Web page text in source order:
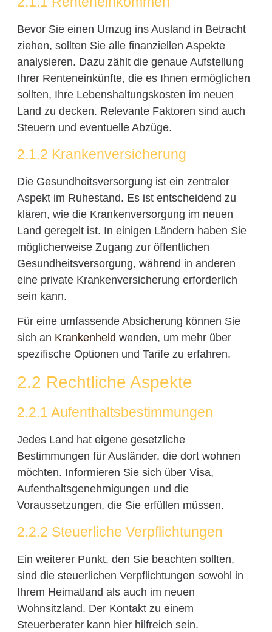
Bevor Sie einen Umzug ins Ausland in Betracht
ziehen, sollten Sie alle finanziellen Aspekte
analysieren. Dazu zählt die genaue Aufstellung
Ihrer Renteneinkünfte, die es Ihnen ermöglichen
sollten, Ihre Lebenshaltungskosten im neuen
Land zu decken. Relevante Faktoren sind auch
Steuern und eventuelle Abzüge.
2.1.2 Krankenversicherung
Die Gesundheitsversorgung ist ein zentraler
Aspekt im Ruhestand. Es ist entscheidend zu
klären, wie die Krankenversorgung im neuen
Land geregelt ist. In einigen Ländern haben Sie
möglicherweise Zugang zur öffentlichen
Gesundheitsversorgung, während in anderen
eine private Krankenversicherung erforderlich
sein kann.
Für eine umfassende Absicherung können Sie
sich an Krankenheld wenden, um mehr über
spezifische Optionen und Tarife zu erfahren.
2.2 Rechtliche Aspekte
2.2.1 Aufenthaltsbestimmungen
Jedes Land hat eigene gesetzliche
Bestimmungen für Ausländer, die dort wohnen
möchten. Informieren Sie sich über Visa,
Aufenthaltsgenehmigungen und die
Voraussetzungen, die Sie erfüllen müssen.
2.2.2 Steuerliche Verpflichtungen
Ein weiterer Punkt, den Sie beachten sollten,
sind die steuerlichen Verpflichtungen sowohl in
Ihrem Heimatland als auch im neuen
Wohnsitzland. Der Kontakt zu einem
Steuerberater kann hier hilfreich sein.